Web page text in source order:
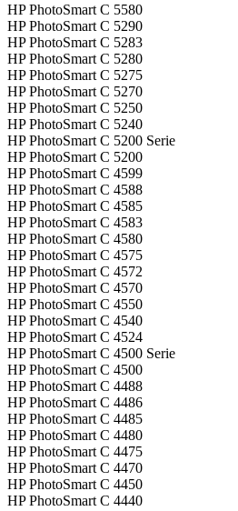
HP PhotoSmart C 5580
HP PhotoSmart C 5290
HP PhotoSmart C 5283
HP PhotoSmart C 5280
HP PhotoSmart C 5275
HP PhotoSmart C 5270
HP PhotoSmart C 5250
HP PhotoSmart C 5240
HP PhotoSmart C 5200 Serie
HP PhotoSmart C 5200
HP PhotoSmart C 4599
HP PhotoSmart C 4588
HP PhotoSmart C 4585
HP PhotoSmart C 4583
HP PhotoSmart C 4580
HP PhotoSmart C 4575
HP PhotoSmart C 4572
HP PhotoSmart C 4570
HP PhotoSmart C 4550
HP PhotoSmart C 4540
HP PhotoSmart C 4524
HP PhotoSmart C 4500 Serie
HP PhotoSmart C 4500
HP PhotoSmart C 4488
HP PhotoSmart C 4486
HP PhotoSmart C 4485
HP PhotoSmart C 4480
HP PhotoSmart C 4475
HP PhotoSmart C 4470
HP PhotoSmart C 4450
HP PhotoSmart C 4440